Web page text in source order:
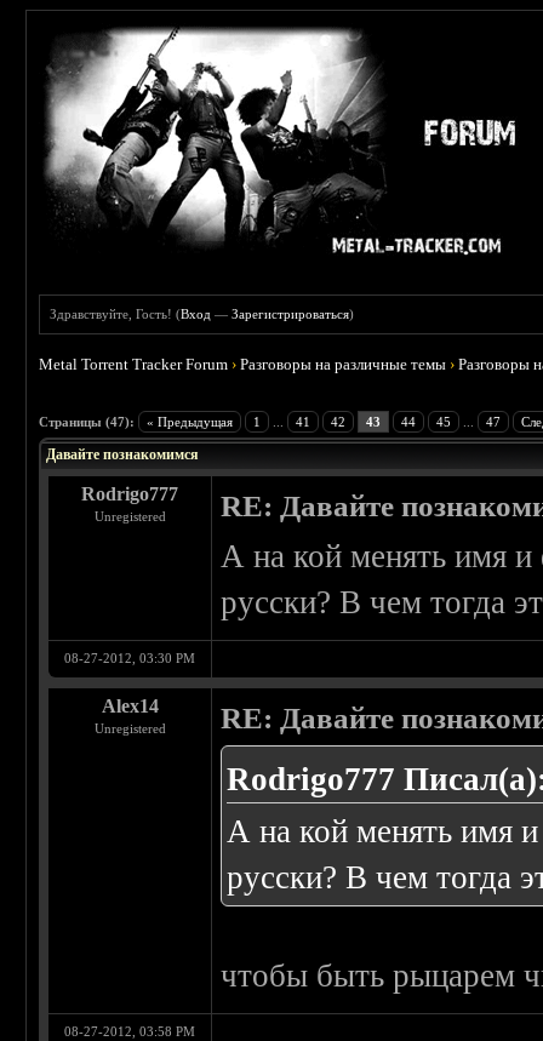
Здравствуйте, Гость! (Вход —Зарегистрироваться)
Metal Torrent Tracker Forum ›Разговоры на различные темы ›Разговоры
Страницы (47): « Предыдущая 1 41 42 43 44 45 47
Давайте познакомимся
Rodrigo777
Unregistered RE: Давайте
А на кой менять имя и
русски? В чем тогда
08-27-2012, 03:30 PM
Alex14
Unregistered RE: Давайте
Rodrigo777
А на кой менять имя
русски? В чем тогда
чтобы быть рыцарем
08-27-2012, 03:58 PM